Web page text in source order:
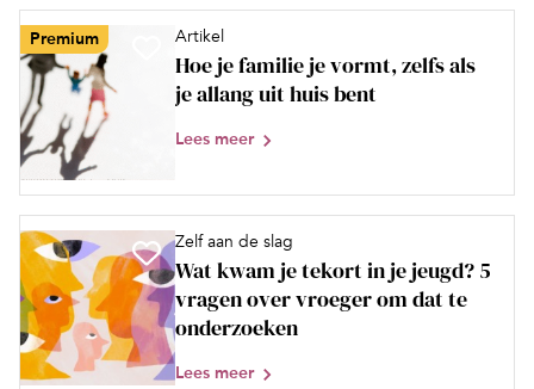
Premium Artikel
Hoe je familie je vormt, zelfs als
je allang uit huis bent
Lees meer
Zelf aan de slag
Wat kwam je tekort in je jeugd? 5
vragen over vroeger om dat te
onderzoeken
Lees meer